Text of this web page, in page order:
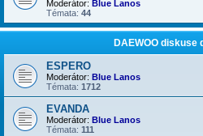
Moderátor: Blue Lanos
Témata: 44
DAEWOO diskuse
ESPERO
Moderátor: Blue Lanos
Témata: 1712
EVANDA
Moderátor: Blue Lanos
Témata: 111